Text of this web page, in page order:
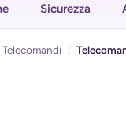
Sicurezza
Telecomandi /